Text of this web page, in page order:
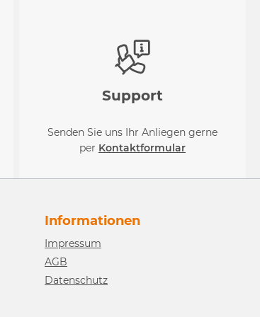
Support
Senden Sie uns Ihr Anliegen gerne
per Kontaktformular
Informationen
Impressum
AGB
Datenschutz